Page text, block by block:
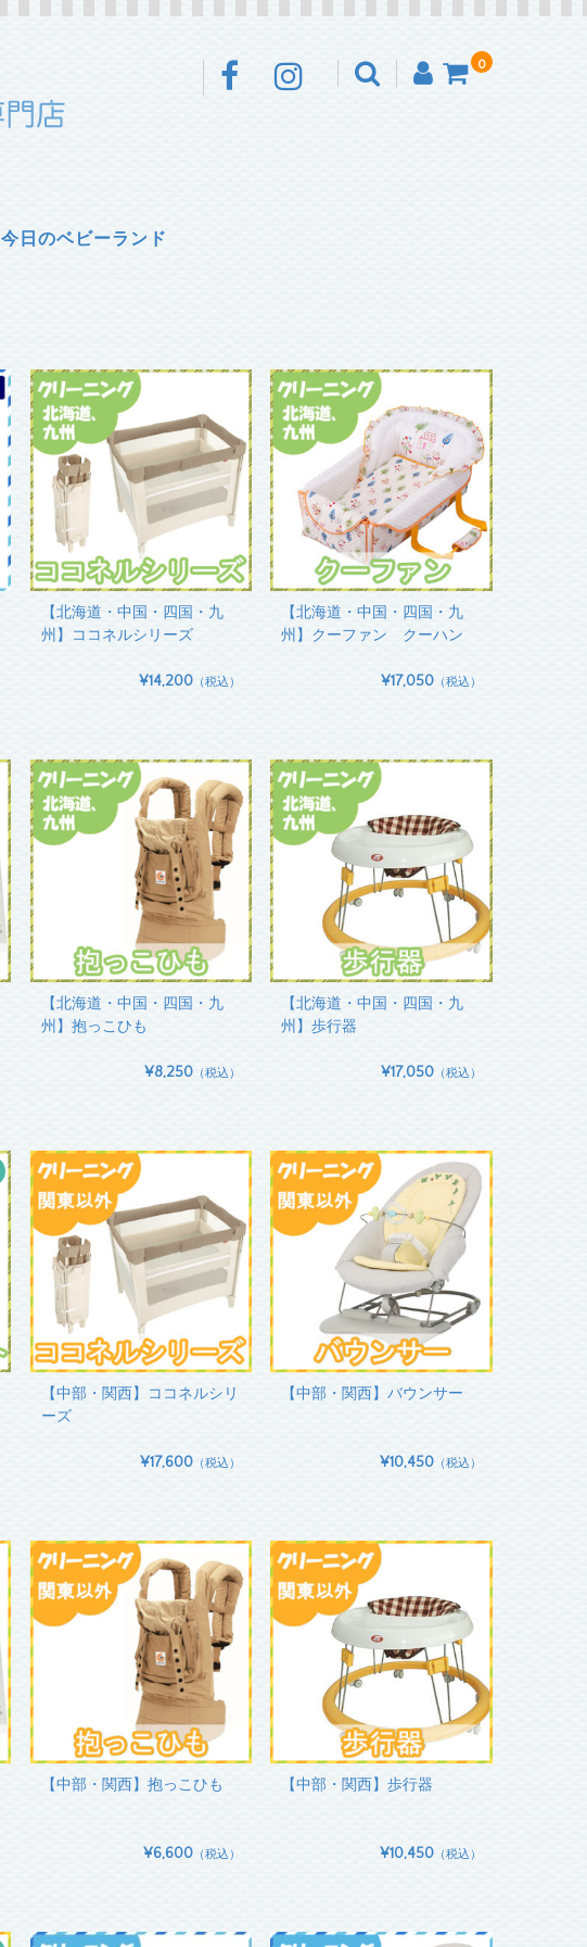
0
今日のベビーランド
【北海道・中国・四国・九
州】ココネルシリーズ
¥14,200 （税込）
【北海道・中国・四国・九
州】クーファン クーハン
¥17,050（税込）
【北海道・中国・四国・九
州】抱っこひも
¥8,250 （税込）
【北海道・中国・四国・九
州】歩行器
¥17,050（税込）
【中部・関西】ココネルシリ
ーズ
¥17,600 （税込）
【中部・関西】バウンサー
¥10,450（税込）
【中部・関西】抱っこひも
¥6,600 （税込）
【中部・関西】歩行器
¥10,450（税込）